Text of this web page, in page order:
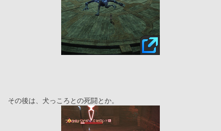
その後は、犬っころとの死闘とか。